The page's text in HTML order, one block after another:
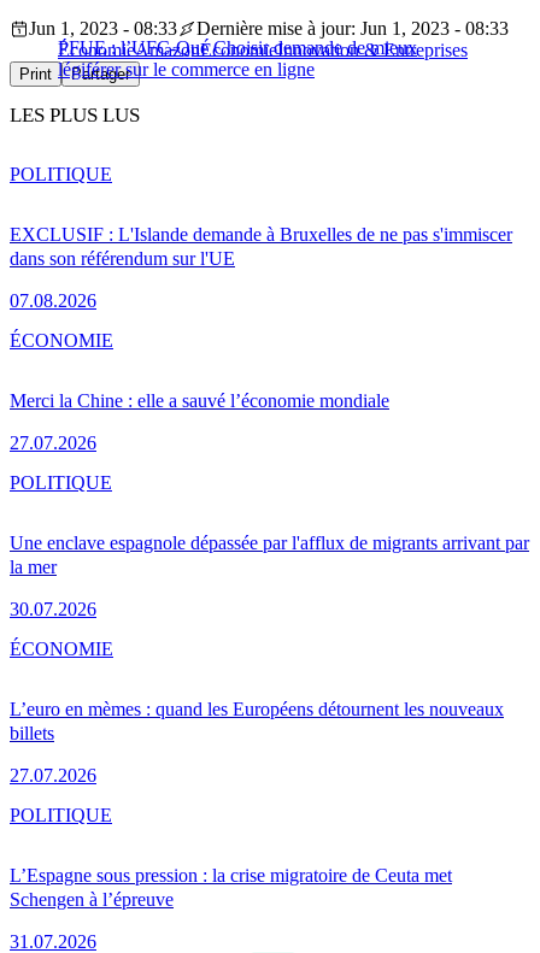
PFUE : l’UFC-Que Choisir demande de mieux
légiférer sur le commerce en ligne
Jun 1, 2023 - 08:33
Dernière mise à jour: Jun 1, 2023 - 08:33
ÉconomieAmazonÉconomieInnovation & Entreprises
Print Partager
LES PLUS LUS
EXCLUSIF : L'Islande demande à Bruxelles de ne pas s'immiscer
dans son référendum sur l'UE
07.08.2026
POLITIQUE
Merci la Chine : elle a sauvé l’économie mondiale
27.07.2026
ÉCONOMIE
Une enclave espagnole dépassée par l'afflux de migrants arrivant par
la mer
30.07.2026
POLITIQUE
L’euro en mèmes : quand les Européens détournent les nouveaux
billets
27.07.2026
ÉCONOMIE
L’Espagne sous pression : la crise migratoire de Ceuta met
Schengen à l’épreuve
31.07.2026
POLITIQUE